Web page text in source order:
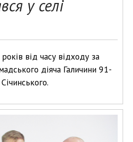
у селі
від часу відходу за
діяча Галичини 91-